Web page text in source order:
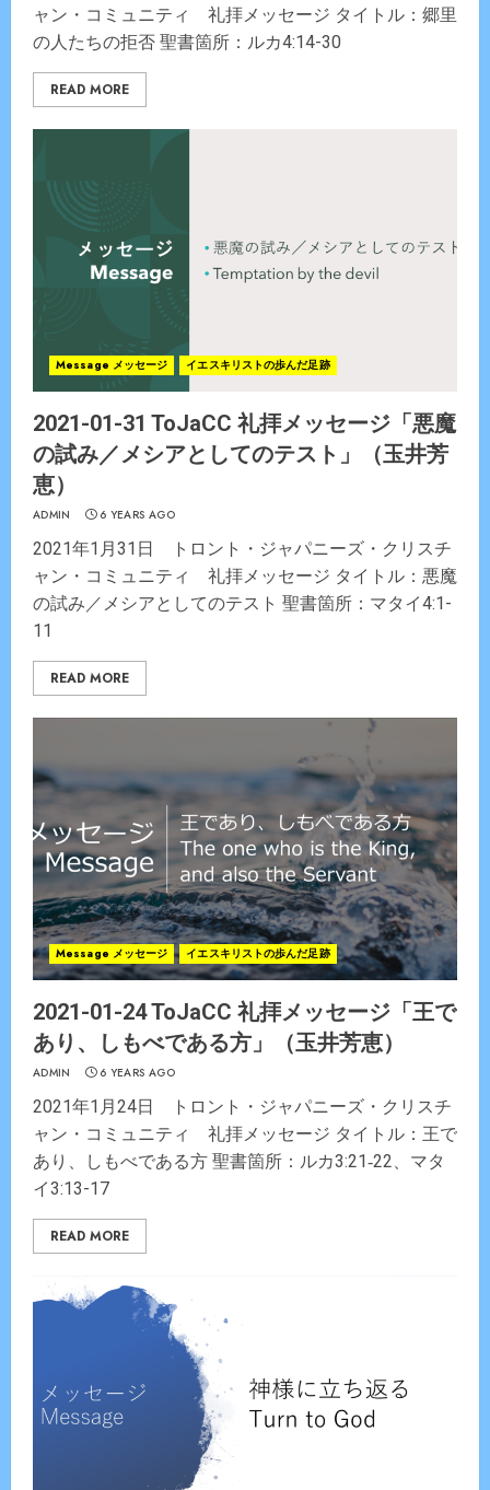
ャン・コミュニティ 礼拝メッセージ タイトル：郷里
の人たちの拒否 聖書箇所：ルカ4:14-30
READ MORE
Message メッセージ イエスキリストの歩んだ足跡
2021-01-31 ToJaCC 礼拝メッセージ「悪魔
の試み／メシアとしてのテスト」（玉井芳
恵）
ADMIN 6 YEARS AGO
2021年1月31日 トロント・ジャパニーズ・クリスチ
ャン・コミュニティ 礼拝メッセージ タイトル：悪魔
の試み／メシアとしてのテスト 聖書箇所：マタイ4:1-
11
READ MORE
Message メッセージ イエスキリストの歩んだ足跡
2021-01-24 ToJaCC 礼拝メッセージ「王で
あり、しもべである方」（玉井芳恵）
ADMIN 6 YEARS AGO
2021年1月24日 トロント・ジャパニーズ・クリスチ
ャン・コミュニティ 礼拝メッセージ タイトル：王で
あり、しもべである方 聖書箇所：ルカ3:21‐22、マタ
イ3:13-17
READ MORE